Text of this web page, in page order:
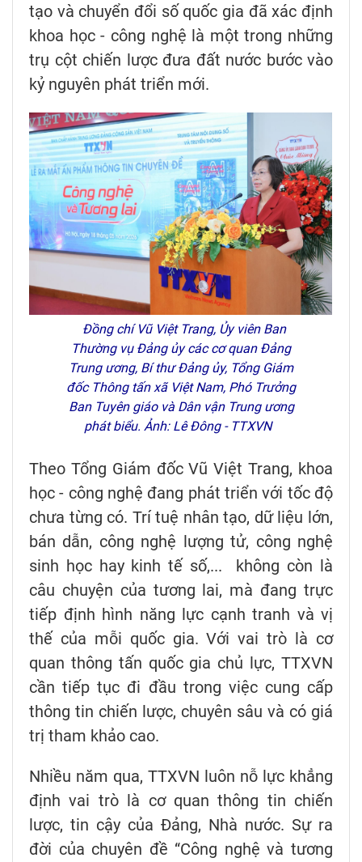
tạo và chuyển đổi số quốc gia đã xác định
khoa học - công nghệ là một trong những
trụ cột chiến lược đưa đất nước bước vào
kỷ nguyên phát triển mới.
Đồng chí Vũ Việt Trang, Ủy viên Ban
Thường vụ Đảng ủy các cơ quan Đảng
Trung ương, Bí thư Đảng ủy, Tổng Giám
đốc Thông tấn xã Việt Nam, Phó Trưởng
Ban Tuyên giáo và Dân vận Trung ương
phát biểu. Ảnh: Lê Đông - TTXVN
Theo Tổng Giám đốc Vũ Việt Trang, khoa
học - công nghệ đang phát triển với tốc độ
chưa từng có. Trí tuệ nhân tạo, dữ liệu lớn,
bán dẫn, công nghệ lượng tử, công nghệ
sinh học hay kinh tế số,... không còn là
câu chuyện của tương lai, mà đang trực
tiếp định hình năng lực cạnh tranh và vị
thế của mỗi quốc gia. Với vai trò là cơ
quan thông tấn quốc gia chủ lực, TTXVN
cần tiếp tục đi đầu trong việc cung cấp
thông tin chiến lược, chuyên sâu và có giá
trị tham khảo cao.
Nhiều năm qua, TTXVN luôn nỗ lực khẳng
định vai trò là cơ quan thông tin chiến
lược, tin cậy của Đảng, Nhà nước. Sự ra
đời của chuyên đề “Công nghệ và tương